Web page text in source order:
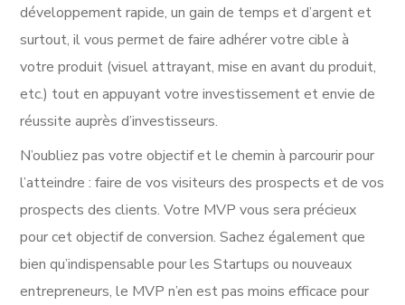
développement rapide, un gain de temps et d’argent et
surtout, il vous permet de faire adhérer votre cible à
votre produit (visuel attrayant, mise en avant du produit,
etc.) tout en appuyant votre investissement et envie de
réussite auprès d’investisseurs.
N’oubliez pas votre objectif et le chemin à parcourir pour
l’atteindre : faire de vos visiteurs des prospects et de vos
prospects des clients. Votre MVP vous sera précieux
pour cet objectif de conversion. Sachez également que
bien qu’indispensable pour les Startups ou nouveaux
entrepreneurs, le MVP n’en est pas moins efficace pour